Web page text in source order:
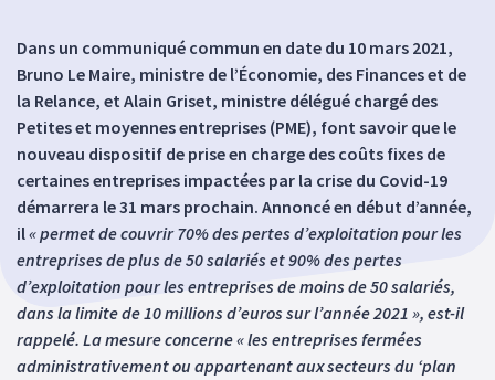
Dans un communiqué commun en date du 10 mars 2021,
Bruno Le Maire, ministre de l’Économie, des Finances et de
la Relance, et Alain Griset, ministre délégué chargé des
Petites et moyennes entreprises (PME), font savoir que le
nouveau dispositif de prise en charge des coûts fixes de
certaines entreprises impactées par la crise du Covid-19
démarrera le 31 mars prochain. Annoncé en début d’année,
il« permet de couvrir 70% des pertes d’exploitation pour les
entreprises de plus de 50 salariés et 90% des pertes
d’exploitation pour les entreprises de moins de 50 salariés,
dans la limite de 10 millions d’euros sur l’année 2021 », est-il
rappelé. La mesure concerne « les entreprises fermées
administrativement ou appartenant aux secteurs du ‘plan